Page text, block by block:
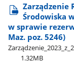
Zarządzenie
Środowiska
w sprawie
Maz. poz. 5246)
1.32MB